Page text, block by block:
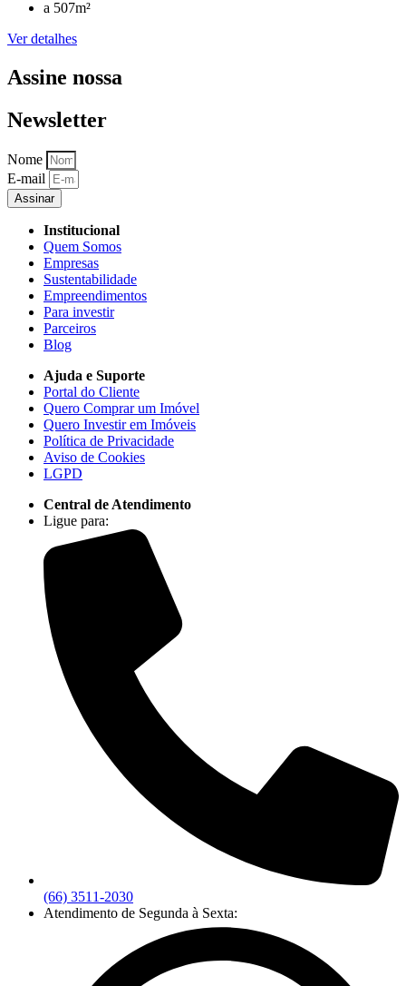
a 507m²
Ver detalhes
Assine nossa
Newsletter
Nome
E-mail
Assinar
Institucional
Quem Somos
Empresas
Sustentabilidade
Empreendimentos
Para investir
Parceiros
Blog
Ajuda e Suporte
Portal do Cliente
Quero Comprar um Imóvel
Quero Investir em Imóveis
Política de Privacidade
Aviso de Cookies
LGPD
Central de Atendimento
Ligue para:
(66) 3511-2030
Atendimento de Segunda à Sexta: